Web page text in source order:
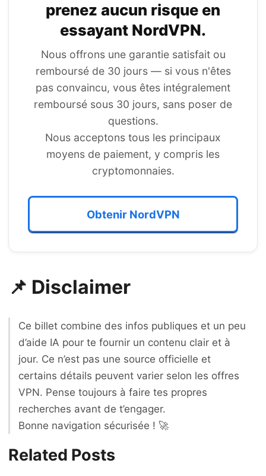
prenez aucun risque en
essayant NordVPN.
Nous offrons une garantie satisfait ou
remboursé de 30 jours — si vous n'êtes
pas convaincu, vous êtes intégralement
remboursé sous 30 jours, sans poser de
questions.
Nous acceptons tous les principaux
moyens de paiement, y compris les
cryptomonnaies.
Obtenir NordVPN
📌 Disclaimer
Ce billet combine des infos publiques et un peu
d’aide IA pour te fournir un contenu clair et à
jour. Ce n’est pas une source officielle et
certains détails peuvent varier selon les offres
VPN. Pense toujours à faire tes propres
recherches avant de t’engager.
Bonne navigation sécurisée ! 🚀
Related Posts